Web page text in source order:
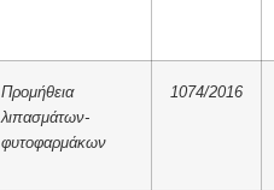
Προμήθεια
λιπασμάτων-
φυτοφαρμάκων
1074/2016